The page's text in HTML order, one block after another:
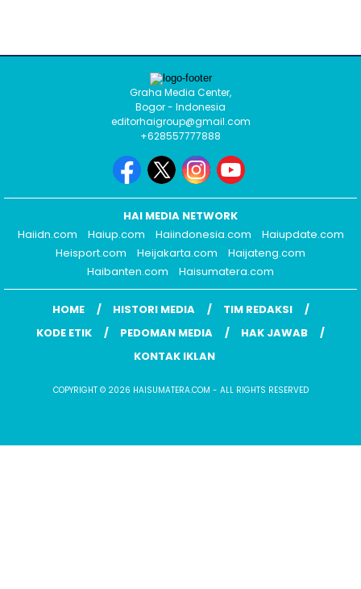
Graha Media Center,
Bogor - Indonesia
editorhaigroup@gmail.com
+628557777888
HAI MEDIA NETWORK
Haiidn.com
Haiup.com Haiindonesia.com
Haiupdate.com
Heisport.com
Heijakarta.com
Haijateng.com
Haibanten.com
Haisumatera.com
HOME HISTORI MEDIA
TIM REDAKSI
KODE ETIK
PEDOMAN MEDIA
HAK JAWAB
KONTAK IKLAN
COPYRIGHT © 2026 HAISUMATERA.COM - ALL RIGHTS RESERVED